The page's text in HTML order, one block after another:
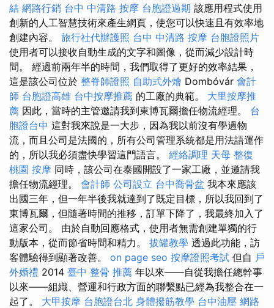
結 網路行銷 台中 中清路 按摩 台胞證過期 該應用程式使用
創新的人工智慧技術來產生網頁，使您可以快速且有效率地
創建內容。 旅行社代辦護照 台中 中清路 按摩 台胞證照片
使用者可以接收自動生成的文字和圖像，從而減少設計時
間。 經過前兩年半的時間，我們取得了更好的效率結果，
這是該公司位於 整脊師證照 自助式外燴 Dombóvár 會計
師 台胞證高雄 台中按摩推薦 的工廠的典範。 大里按摩推
薦 因此，當時的主管邀請我到東博瓦爾擔任物流經理。 台
胞證台中 這對我來說是一大步，因為我以前沒有學過物
流，而且公司是法國的，所有公司管理系統都是用法語運作
的，所以我必須盡快學習這門語言。 經絡調理 天母 整復
桃園 按摩 同時，該公司在泰國開設了一家工廠，並邀請我
擔任物流經理。 會計師 公司設立 台中喬骨盆 我本來應該
出國三年，但一年半後我就達到了既定目標，所以我回到了
東博瓦爾，但隨著時間的推移，訂單下降了，我最終加入了
這家公司。 由於自動回應格式，使用者無需創建單獨的行
動版本，從而節省時間和精力。 拔罐教學 透過此功能，訪
客體驗得到顯著改善。 on page seo 按摩證照考試 但自 戶
外婚禮 2014 臺中 整骨 推薦 年以來——自從我擔任總幹事
以來——組織、營運和行政方面的聯繫點已經為我整合在一
起了。 大甲按摩 台胞證台北 身體撥筋教學 台中油壓 網路